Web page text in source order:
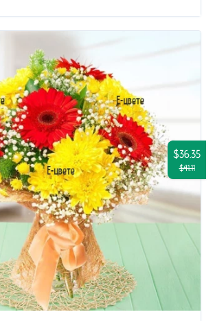
$36.35
$41.11